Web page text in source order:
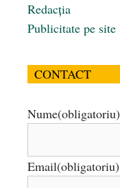
Redacția
Publicitate pe site
CONTACT
Nume(obligatoriu)
Email(obligatoriu)